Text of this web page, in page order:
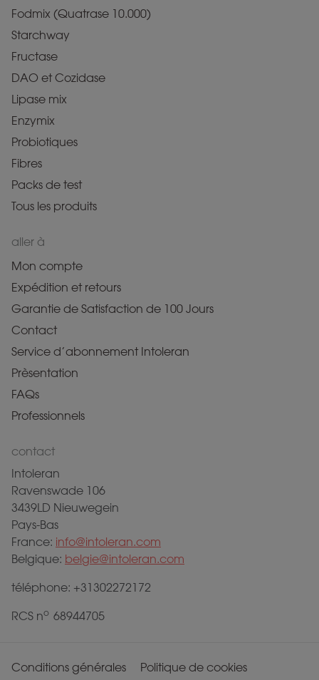
Fodmix (Quatrase 10.000)
Starchway
Fructase
DAO et Cozidase
Lipase mix
Enzymix
Probiotiques
Fibres
Packs de test
Tous les produits
aller à
Mon compte
Expédition et retours
Garantie de Satisfaction de 100 Jours
Contact
Service d’abonnement Intoleran
Prèsentation
FAQs
Professionnels
contact
Intoleran
Ravenswade 106
3439LD Nieuwegein
Pays-Bas
France: info@intoleran.com
Belgique: belgie@intoleran.com
téléphone: +31302272172
RCS no 68944705
Conditions générales Politique de cookies